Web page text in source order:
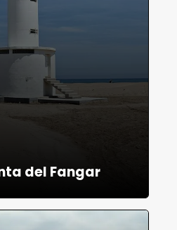
del Fangar